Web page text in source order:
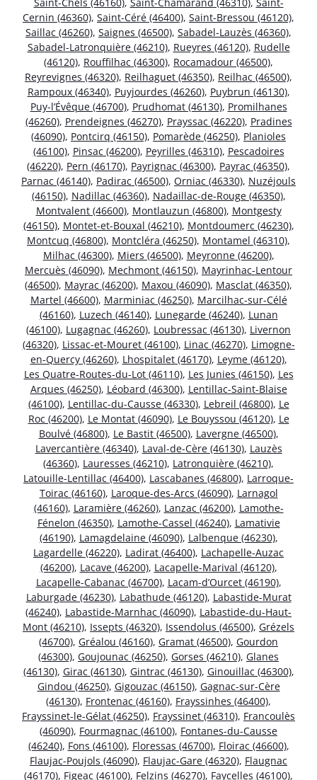
Cernin (46360), Saint-Céré (46400), Saint-Bressou (46120),
Saillac (46260), Saignes (46500), Sabadel-Lauzès (46360),
Sabadel-Latronquière (46210), Rueyres (46120), Rudelle
(46120), Rouffilhac (46300), Rocamadour (46500),
Reyrevignes (46320), Reilhaguet (46350), Reilhac (46500),
Rampoux (46340), Puyjourdes (46260), Puybrun (46130),
Puy-l’Évêque (46700), Prudhomat (46130), Promilhanes
(46260), Prendeignes (46270), Prayssac (46220), Pradines
(46090), Pontcirq (46150), Pomarède (46250), Planioles
(46100), Pinsac (46200), Peyrilles (46310), Pescadoires
(46220), Pern (46170), Payrignac (46300), Payrac (46350),
Parnac (46140), Padirac (46500), Orniac (46330), Nuzéjouls
(46150), Nadillac (46360), Nadaillac-de-Rouge (46350),
Montvalent (46600), Montlauzun (46800), Montgesty
(46150), Montet-et-Bouxal (46210), Montdoumerc (46230),
Montcuq (46800), Montcléra (46250), Montamel (46310),
Milhac (46300), Miers (46500), Meyronne (46200),
Mercuès (46090), Mechmont (46150), Mayrinhac-Lentour
(46500), Mayrac (46200), Maxou (46090), Masclat (46350),
Martel (46600), Marminiac (46250), Marcilhac-sur-Célé
(46160), Luzech (46140), Lunegarde (46240), Lunan
(46100), Lugagnac (46260), Loubressac (46130), Livernon
(46320), Lissac-et-Mouret (46100), Linac (46270), Limogne-
en-Quercy (46260), Lhospitalet (46170), Leyme (46120),
Les Quatre-Routes-du-Lot (46110), Les Junies (46150), Les
Arques (46250), Léobard (46300), Lentillac-Saint-Blaise
(46100), Lentillac-du-Causse (46330), Lebreil (46800), Le
Roc (46200), Le Montat (46090), Le Bouyssou (46120), Le
Boulvé (46800), Le Bastit (46500), Lavergne (46500),
Lavercantière (46340), Laval-de-Cère (46130), Lauzès
(46360), Lauresses (46210), Latronquière (46210),
Latouille-Lentillac (46400), Lascabanes (46800), Larroque-
Toirac (46160), Laroque-des-Arcs (46090), Larnagol
(46160), Laramière (46260), Lanzac (46200), Lamothe-
Fénelon (46350), Lamothe-Cassel (46240), Lamativie
(46190), Lamagdelaine (46090), Lalbenque (46230),
Lagardelle (46220), Ladirat (46400), Lachapelle-Auzac
(46200), Lacave (46200), Lacapelle-Marival (46120),
Lacapelle-Cabanac (46700), Lacam-d’Ourcet (46190),
Laburgade (46230), Labathude (46120), Labastide-Murat
(46240), Labastide-Marnhac (46090), Labastide-du-Haut-
Mont (46210), Issepts (46320), Issendolus (46500), Grézels
(46700), Gréalou (46160), Gramat (46500), Gourdon
(46300), Goujounac (46250), Gorses (46210), Glanes
(46130), Girac (46130), Gintrac (46130), Ginouillac (46300),
Gindou (46250), Gigouzac (46150), Gagnac-sur-Cère
(46130), Frontenac (46160), Frayssinhes (46400),
Frayssinet-le-Gélat (46250), Frayssinet (46310), Francoulès
(46090), Fourmagnac (46100), Fontanes-du-Causse
(46240), Fons (46100), Floressas (46700), Floirac (46600),
Flaujac-Poujols (46090), Flaujac-Gare (46320), Flaugnac
(46170), Figeac (46100), Felzins (46270), Faycelles (46100),